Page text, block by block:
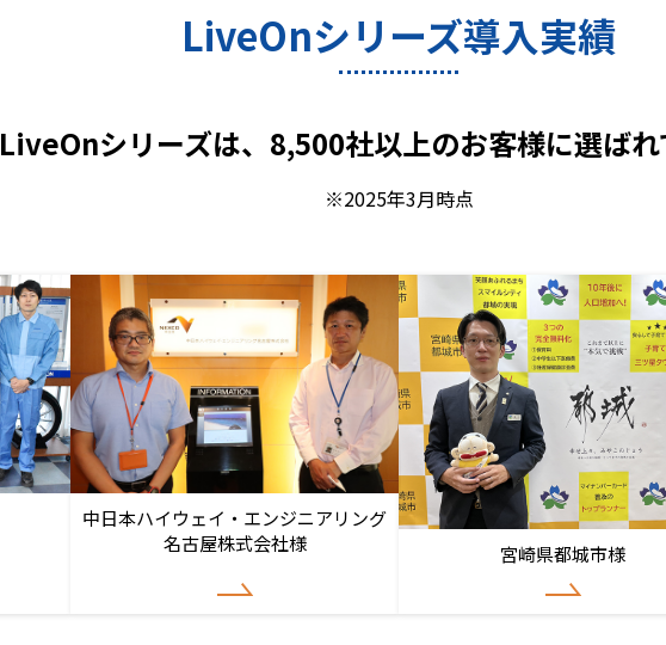
LiveOnシリーズ導入実績
LiveOnシリーズは、8,500社以上のお客様に選ばれ
※2025年3月時点
中日本ハイウェイ・エンジニアリング
名古屋株式会社様
宮崎県都城市様